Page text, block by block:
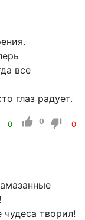
все
глаз радует.
0 0 0
чудеса творил!